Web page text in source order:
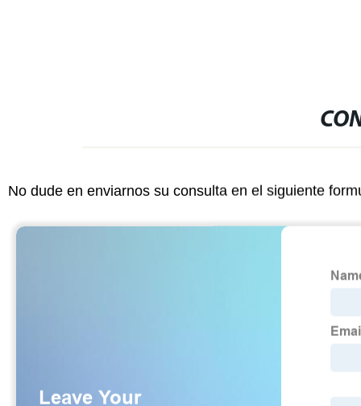
No dude en enviarnos su consulta en el siguiente